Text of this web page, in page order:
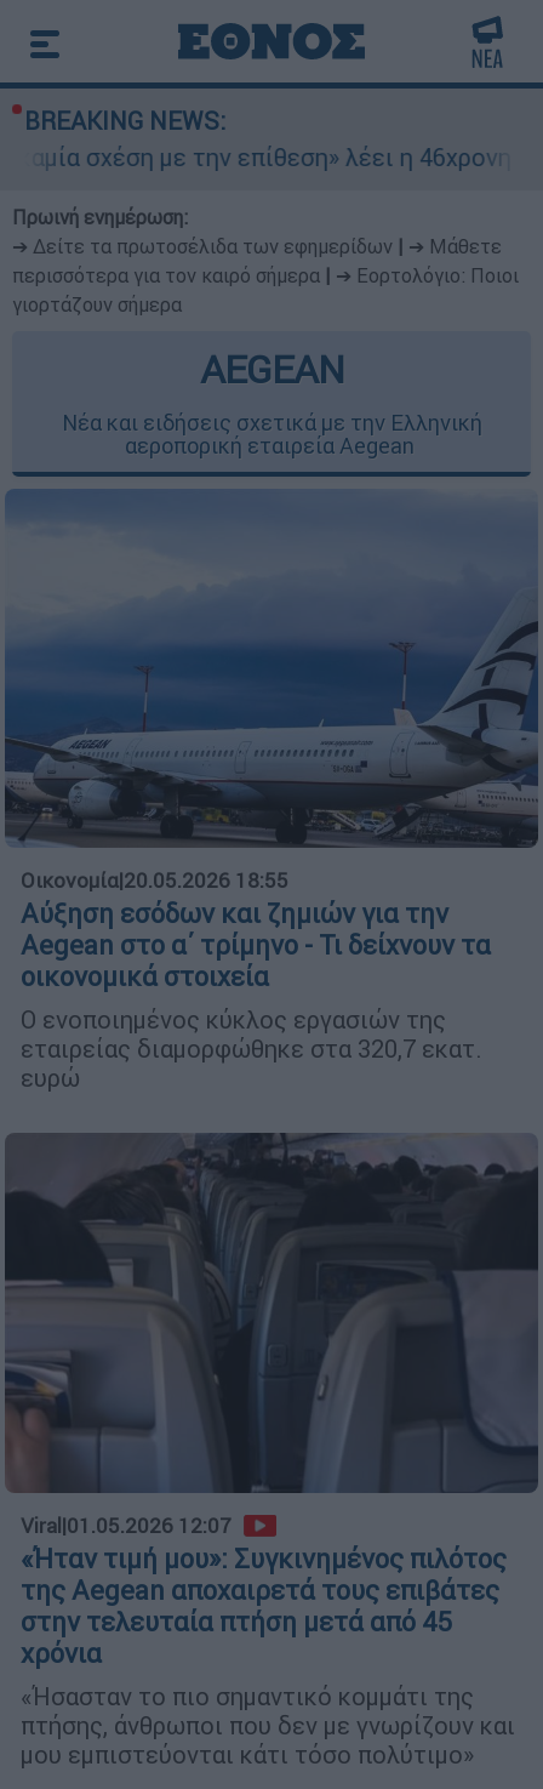
BREAKING NEWS:
με την επίθεση» λέει η 46χρονη - Τι
Πρωινή ενημέρωση:
➔ Δείτε τα πρωτοσέλιδα των εφημερίδων
➔ Μάθετε
περισσότερα για τον καιρό σήμερα
➔ Εορτολόγιο: Ποιοι
γιορτάζουν σήμερα
AEGEAN
Νέα και ειδήσεις σχετικά με την Ελληνική
αεροπορική εταιρεία Aegean
Οικονομία|20.05.2026 18:55
Αύξηση εσόδων και ζημιών για την
Aegean στο α΄ τρίμηνο - Τι δείχνουν τα
οικονομικά στοιχεία
Ο ενοποιημένος κύκλος εργασιών της
εταιρείας διαμορφώθηκε στα 320,7 εκατ.
ευρώ
Viral|01.05.2026 12:07
«Ήταν τιμή μου»: Συγκινημένος πιλότος
της Aegean αποχαιρετά τους επιβάτες
στην τελευταία πτήση μετά από 45
χρόνια
«Ήσασταν το πιο σημαντικό κομμάτι της
πτήσης, άνθρωποι που δεν με γνωρίζουν και
μου εμπιστεύονται κάτι τόσο πολύτιμο»